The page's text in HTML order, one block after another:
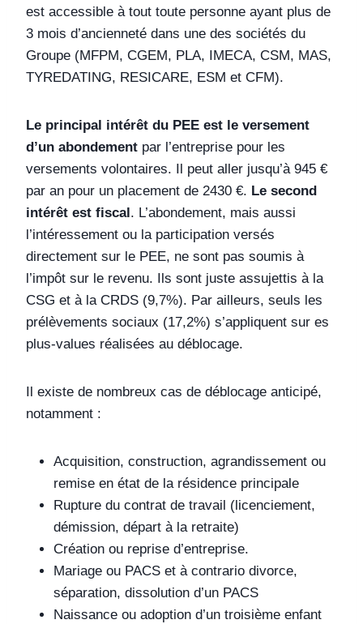
est accessible à tout toute personne ayant plus de
3 mois d’ancienneté dans une des sociétés du
Groupe (MFPM, CGEM, PLA, IMECA, CSM, MAS,
TYREDATING, RESICARE, ESM et CFM).
Le principal intérêt du PEE est le versement
d’un abondement par l’entreprise pour les
versements volontaires. Il peut aller jusqu’à 945 €
par an pour un placement de 2430 €. Le second
intérêt est fiscal. L’abondement, mais aussi
l’intéressement ou la participation versés
directement sur le PEE, ne sont pas soumis à
l’impôt sur le revenu. Ils sont juste assujettis à la
CSG et à la CRDS (9,7%). Par ailleurs, seuls les
prélèvements sociaux (17,2%) s’appliquent sur es
plus-values réalisées au déblocage.
Il existe de nombreux cas de déblocage anticipé,
notamment :
Acquisition, construction, agrandissement ou
remise en état de la résidence principale
Rupture du contrat de travail (licenciement,
démission, départ à la retraite)
Création ou reprise d’entreprise.
Mariage ou PACS et à contrario divorce,
séparation, dissolution d’un PACS
Naissance ou adoption d’un troisième enfant